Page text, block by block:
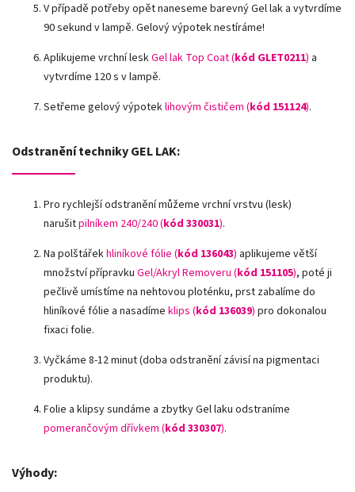
V případě potřeby opět naneseme barevný Gel lak a vytvrdíme
90 sekund v lampě. Gelový výpotek nestíráme!
Aplikujeme vrchní leskGel lak Top Coat (kód GLET0211) a
vytvrdíme 120 s v lampě.
Setřeme gelový výpoteklihovým čističem (kód 151124).
Odstranění techniky GEL LAK:
Pro rychlejší odstranění můžeme vrchní vrstvu (lesk)
narušitpilníkem 240/240 (kód 330031).
Na polštářekhliníkové fólie (kód 136043) aplikujeme větší
množství přípravku Gel/Akryl Removeru (kód 151105), poté ji
pečlivě umístíme na nehtovou ploténku, prst zabalíme do
hliníkové fólie a nasadíme klips (kód 136039) pro dokonalou
fixaci folie.
Vyčkáme 8-12 minut (doba odstranění závisí na pigmentaci
produktu).
Folie a klipsy sundáme a zbytky Gel laku odstraníme
pomerančovým dřívkem (kód 330307).
Výhody: